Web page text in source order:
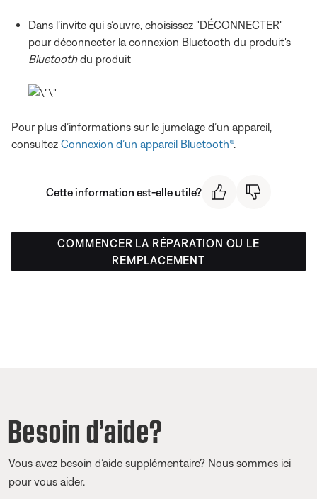
Dans l’invite qui s’ouvre, choisissez "DÉCONNECTER"
pour déconnecter la connexion Bluetooth du produit's
Bluetoothdu produit
Pour plus d’informations sur le jumelage d’un appareil,
consultez Connexion d’un appareil Bluetooth®.
Cette information est-elle utile?
COMMENCER LA RÉPARATION OU LE
REMPLACEMENT
Besoin d’aide?
Vous avez besoin d’aide supplémentaire? Nous sommes ici
pour vous aider.